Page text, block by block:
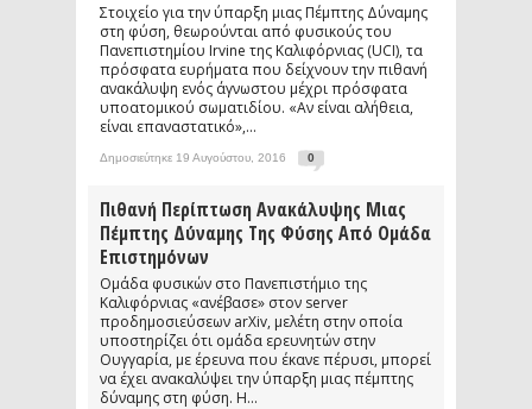
Στοιχείο για την ύπαρξη μιας Πέμπτης Δύναμης
στη φύση, θεωρούνται από φυσικούς του
Πανεπιστημίου Irvine της Καλιφόρνιας (UCI), τα
πρόσφατα ευρήματα που δείχνουν την πιθανή
ανακάλυψη ενός άγνωστου μέχρι πρόσφατα
υποατομικού σωματιδίου. «Αν είναι αλήθεια,
είναι επαναστατικό»,...
Δημοσιεύτηκε 19 Αυγούστου, 2016 0
Πιθανή Περίπτωση Ανακάλυψης Μιας
Πέμπτης Δύναμης Της Φύσης Από Ομάδα
Επιστημόνων
Ομάδα φυσικών στο Πανεπιστήμιο της
Καλιφόρνιας «ανέβασε» στον server
προδημοσιεύσεων arXiv, μελέτη στην οποία
υποστηρίζει ότι ομάδα ερευνητών στην
Ουγγαρία, με έρευνα που έκανε πέρυσι, μπορεί
να έχει ανακαλύψει την ύπαρξη μιας πέμπτης
δύναμης στη φύση. Η...